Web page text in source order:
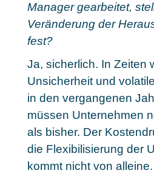
Manager gearbeitet,
Veränderung der
fest?
Ja, sicherlich. In Zeiten
Unsicherheit und
in den vergangenen
müssen Unternehmen
als bisher. Der
die Flexibilisierung der
kommt nicht von